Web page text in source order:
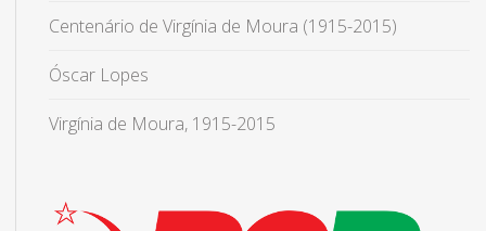
Centenário de Virgínia de Moura (1915-2015)
Óscar Lopes
Virgínia de Moura, 1915-2015